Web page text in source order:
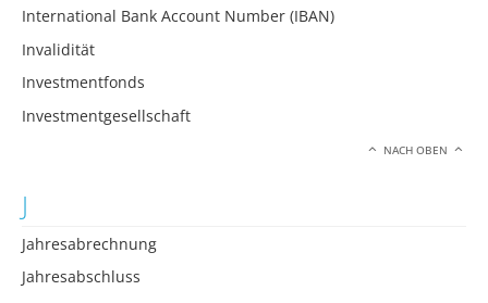
International Bank Account Number (IBAN)
Invalidität
Investmentfonds
Investmentgesellschaft
NACH OBEN
J
Jahresabrechnung
Jahresabschluss